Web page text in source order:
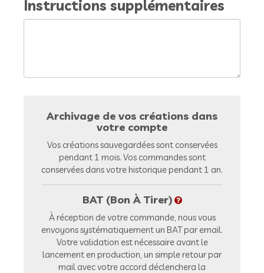
Instructions supplémentaires
Archivage de vos créations dans
votre compte
Vos créations sauvegardées sont conservées
pendant 1 mois. Vos commandes sont
conservées dans votre historique pendant 1 an.
BAT (Bon À Tirer)
À réception de votre commande, nous vous
envoyons systématiquement un BAT par email.
Votre validation est nécessaire avant le
lancement en production, un simple retour par
mail avec votre accord déclenchera la